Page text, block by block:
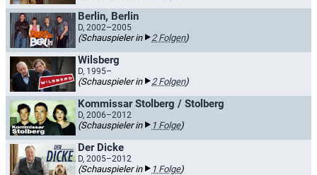
Berlin, Berlin
D, 2002–2005
(Schauspieler in 2 Folgen)
Wilsberg
D, 1995–
(Schauspieler in 2 Folgen)
Kommissar Stolberg / Stolberg
D, 2006–2012
(Schauspieler in 1 Folge)
Der Dicke
D, 2005–2012
(Schauspieler in 1 Folge)